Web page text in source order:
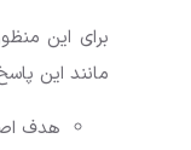
برای این
مانند این
هدف